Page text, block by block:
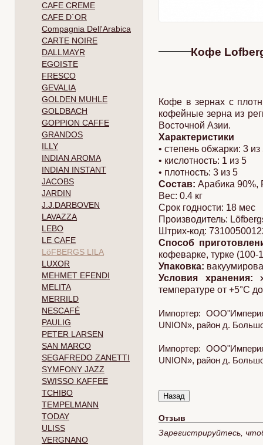
CAFE CREME
CAFE D`OR
Compagnia Dell'Arabica
CARTE NOIRE
DALLMAYR
EGOISTE
FRESCO
GEVALIA
GOLDEN MUHLE
GOLDBACH
GOPPION CAFFE
GRANDOS
ILLY
INDIAN AROMA
INDIAN INSTANT
JACOBS
JARDIN
J.J.DARBOVEN
LAVAZZA
LEBO
LE CAFE
LöFBERGS LILA
LUXOR
MEHMET EFENDI
MELITA
MERRILD
NESCAFÉ
PAULIG
PETER LARSEN
SAN MARCO
SEGAFREDO ZANETTI
SYMFONY JAZZ
SWISSO KAFFEE
TCHIBO
TEMPELMANN
TODAY
ULISS
VERGNANO
Кофе
Кофе в зернах с
кофейные зерна из
Восточной Азии.
Характеристики
• степень обжарки: 3 из
• кислотность: 1 из 5
• плотность: 3 из 5
Состав: Арабика 90%,
Вес: 0.4 кг
Срок годности: 18 мес
Производитель:
Штрих-код:
Способ
кофеварке, турке
Упаковка:
Условия хранения:
температуре от +5°С
Импортер:
UNION», район д.
Импортер:
UNION», район д.
Отзыв
Зарегистрируйтесь,